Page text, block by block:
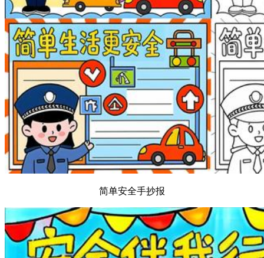
简单安全手抄报